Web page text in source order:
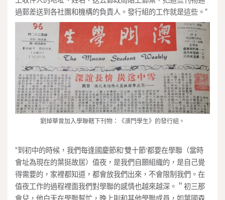
過郵差送到各社團和機構的負責人。發行組的工作就是這些。”
劉焯華曾加入學聯轄下刊物：《澳門學生》的發行組。
“到初中的時候，我們每逢國慶節和‘雙十節’都要在學聯（當時
會址為現在的葉挺故居）值夜，是我們自願組織的，是自己覺
得需要的，家裡都知道，都會放我們出來，不會限制我們。在
值夜工作的過程裡面我們對學聯的感情也越來越深。＂初三那